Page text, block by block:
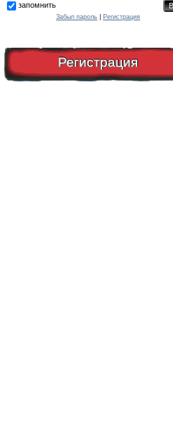
запомнить
Забыл пароль Регистрация
Регистрация